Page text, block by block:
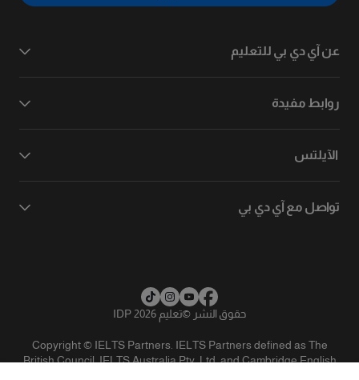
عن آي دي بي للتعليم
روابط مفيدة
الآيلتس
تواصل مع آي دي بي
حقوق النشر ©تعليم IDP 2026
Copyright © IELTS Partners. IELTS Partners defined as The
British Council, IELTS Australia Pty. Ltd. and Cambridge English